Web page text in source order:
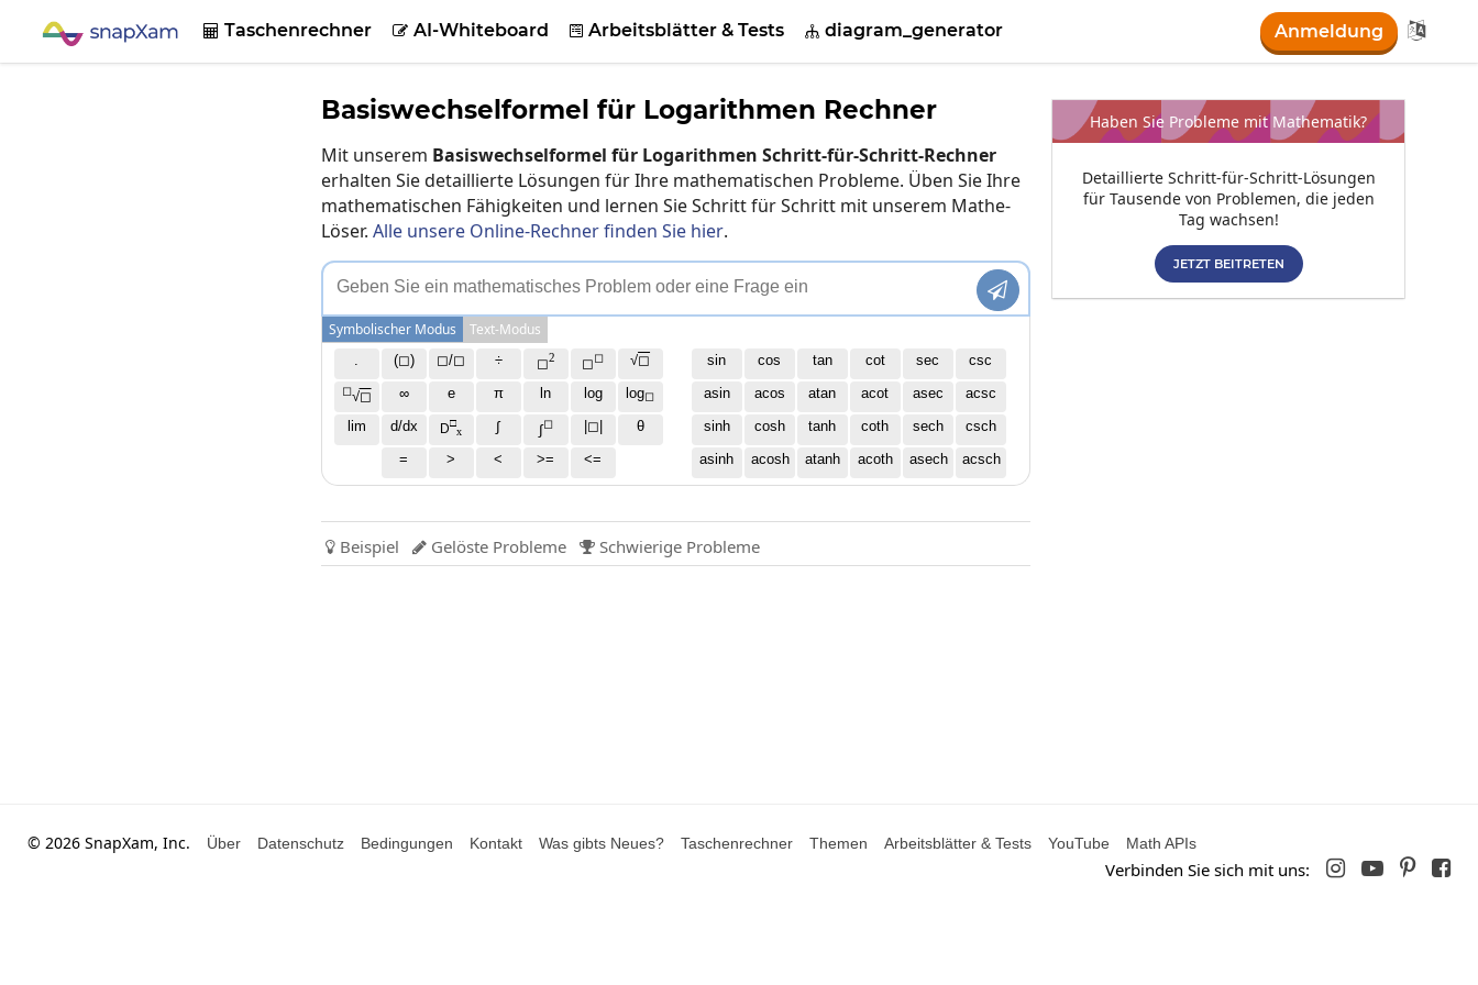
 Taschenrechner  AI-Whiteboard  Arbeitsblätter & Tests  diagram_generator Anmeldung 
Basiswechselformel für Logarithmen Rechner
Mit unserem Basiswechselformel für Logarithmen Schritt-für-Schritt-Rechner
erhalten Sie detaillierte Lösungen für Ihre mathematischen Probleme. Üben Sie Ihre
mathematischen Fähigkeiten und lernen Sie Schritt für Schritt mit unserem Mathe-
Löser. Alle unsere Online-Rechner finden Sie hier.
Geben Sie ein mathematisches Prob em oder eine Frage ein 
Symbolischer Modus Text-Modus
(◻) ◻/◻ ÷ ◻2 ◻◻ √◻
◻√◻ ∞ e π ln log log◻
lim d/dx D□
x ∫ ∫◻ |◻|
θ
=
> < >= <=
sin cos tan cot sec
csc
asin
acos atan acot asec
acsc
sinh
cosh tanh coth sech
csch
asinh
acosh atanh acoth asech acsch
 Beispiel  Gelöste Probleme  Schwierige Probleme
Haben Sie Probleme mit Mathematik?
Detaillierte Schritt-für-Schritt-Lösungen
für Tausende von Problemen, die jeden
Tag wachsen!
JETZT BEITRETEN
© 2026 SnapXam, Inc. Über Datenschutz Bedingungen Kontakt Was gibts Neues? Taschenrechner Themen Arbeitsblätter & Tests YouTube Math APIs
Verbinden Sie sich mit uns:    